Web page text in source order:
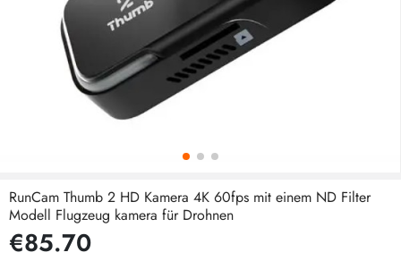
RunCam Thumb 2 HD Kamera 4K 60fps mit einem ND Filter
Modell Flugzeug kamera für Drohnen
€85.70